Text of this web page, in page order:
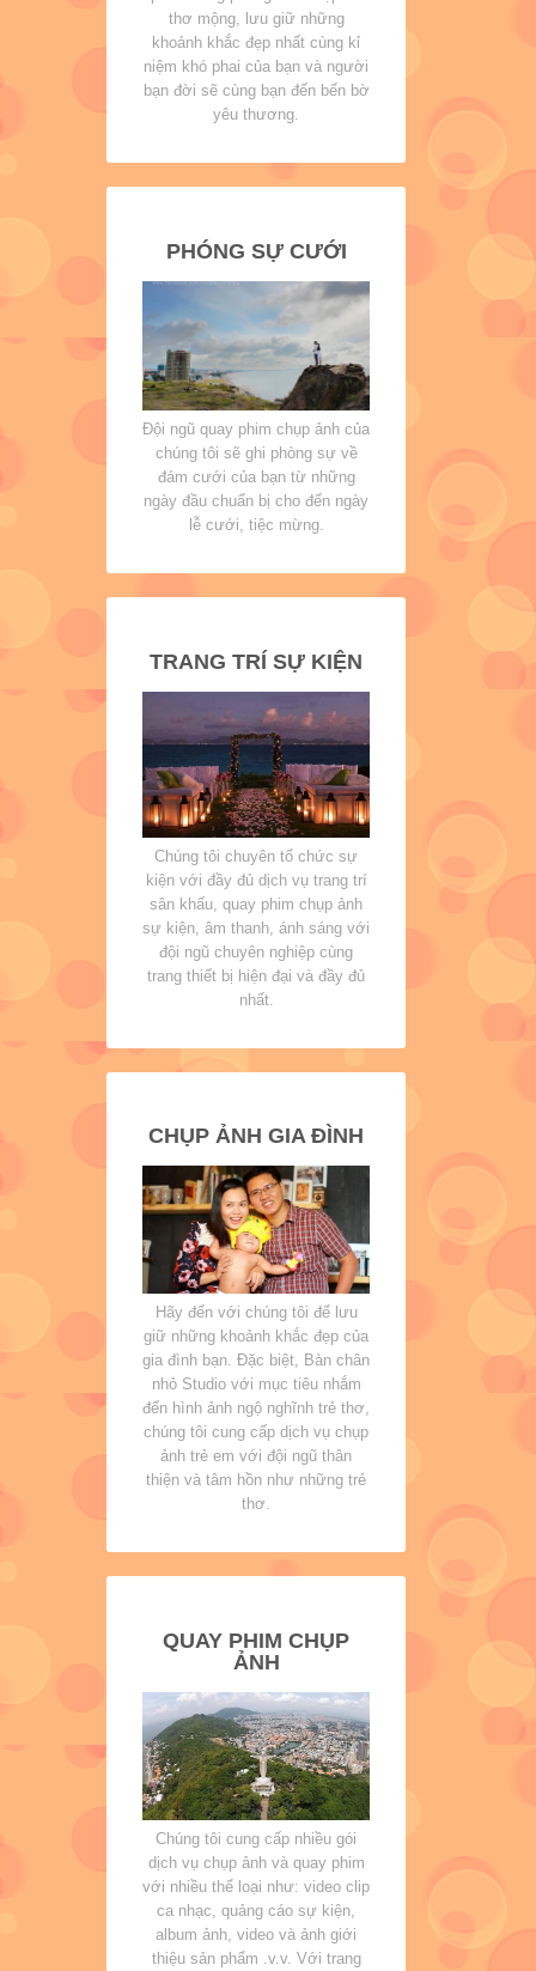
thơ mộng, lưu giữ những
khoảnh khắc đẹp nhất cùng kỉ
niệm khó phai của bạn và người
bạn đời sẽ cùng bạn đến bến bờ
yêu thương.
PHÓNG SỰ CƯỚI
Đội ngũ quay phim chụp ảnh của
chúng tôi sẽ ghi phòng sự về
đám cưới của bạn từ những
ngày đầu chuẩn bị cho đến ngày
lễ cưới, tiệc mừng.
TRANG TRÍ SỰ KIỆN
Chúng tôi chuyên tổ chức sự
kiện với đầy đủ dịch vụ trang trí
sân khấu, quay phim chụp ảnh
sự kiện, âm thanh, ánh sáng với
đội ngũ chuyên nghiệp cùng
trang thiết bị hiện đại và đầy đủ
nhất.
CHỤP ẢNH GIA ĐÌNH
Hãy đến với chúng tôi để lưu
giữ những khoảnh khắc đẹp của
gia đình bạn. Đặc biệt, Bàn chân
nhỏ Studio với mục tiêu nhắm
đến hình ảnh ngộ nghĩnh trẻ thơ,
chúng tôi cung cấp dịch vụ chụp
ảnh trẻ em với đội ngũ thân
thiện và tâm hồn như những trẻ
thơ.
QUAY PHIM CHỤP
ẢNH
Chúng tôi cung cấp nhiều gói
dịch vụ chụp ảnh và quay phim
với nhiều thể loại như: video clip
ca nhạc, quảng cáo sự kiện,
album ảnh, video và ảnh giới
thiệu sản phẩm .v.v. Với trang